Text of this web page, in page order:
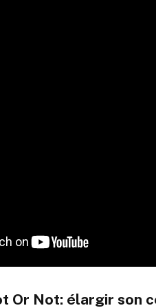
Or Not: élargir son